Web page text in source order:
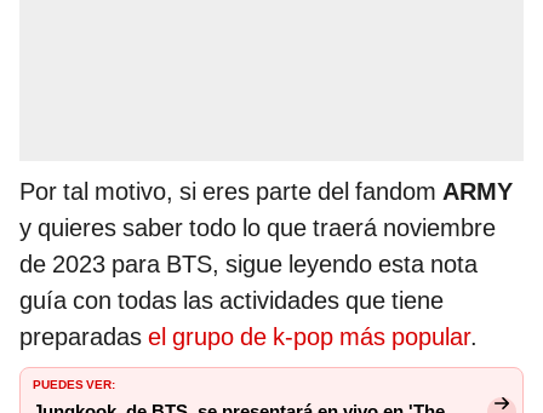
Por tal motivo, si eres parte del fandom ARMY
y quieres saber todo lo que traerá noviembre
de 2023 para BTS, sigue leyendo esta nota
guía con todas las actividades que tiene
preparadas el grupo de k-pop más popular.
PUEDES VER: